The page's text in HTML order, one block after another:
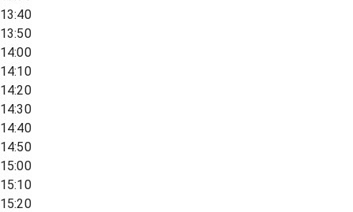
13:40
13:50
14:00
14:10
14:20
14:30
14:40
14:50
15:00
15:10
15:20